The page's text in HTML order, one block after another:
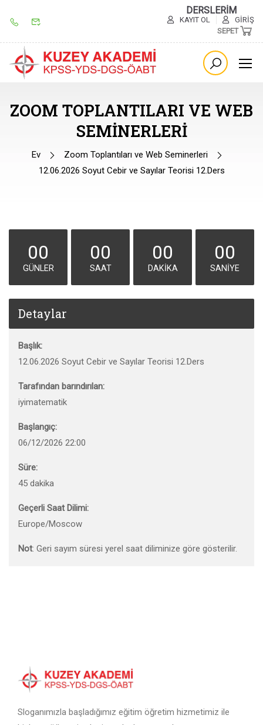
DERSLERİM
KAYIT OL
GIRIŞ
SEPET
ZOOM TOPLANTILARI VE WEB
SEMINERLERI
Ev
Zoom Toplantıları ve Web Seminerleri
12.06.2026 Soyut Cebir ve Sayılar Teorisi 12.Ders
00
GÜNLER
00
SAAT
00
DAKIKA
00
SANIYE
Detaylar
Başlık:
12.06.2026 Soyut Cebir ve Sayılar Teorisi 12.Ders
Tarafından barındırılan:
iyimatematik
Başlangıç:
06/12/2026 22:00
Süre:
45 dakika
Geçerli Saat Dilimi:
Europe/Moscow
Not: Geri sayım süresi yerel saat diliminize göre gösterilir.
Sloganımızla başladığımız eğitim öğretim hizmetimiz ile